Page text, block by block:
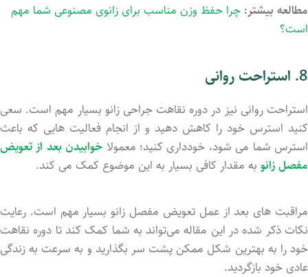
مطالعه بیشتر: چرا حفظ وزن مناسب برای زانوی مصنوعی شما مهم
است؟
8. استراحت روانی
استراحت روانی نیز در دوره نقاهت جراحی زانو بسیار مهم است. سعی
کنید استرس خود را کاهش دهید و از انجام فعالیت ‌هایی که باعث
استرس شما می ‌شود، خودداری کنید؛ معمولا خوابیدن بعد از تعویض
مفصل زانو به مقدار کافی بسیار به این موضوع کمک می کند.
مراقبت ‌های بعد از عمل تعویض مفصل زانو بسیار مهم است. رعایت
نکات ذکر شده در این مقاله می‌تواند به شما کمک کند تا دوره نقاهت
خود را به بهترین شکل ممکن پشت سر بگذارید و به سرعت به زندگی
عادی خود بازگردید.